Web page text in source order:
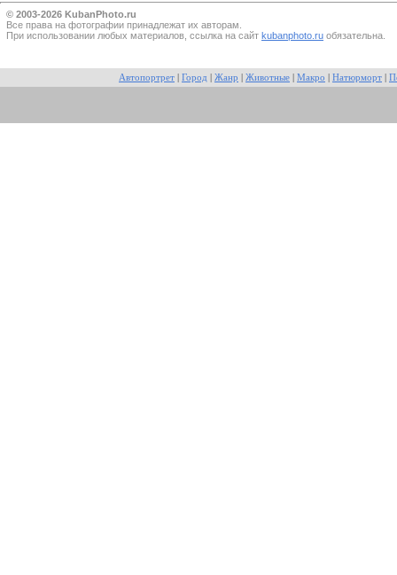
© 2003-2026 KubanPhoto.ru
Все прaва на фотографии принадлежат их авторам.
При использовании любых материалов, ссылка на сайт kubanphoto.ru обязательна.
Автопортрет Город Жанр Животные Макро Натюрморт